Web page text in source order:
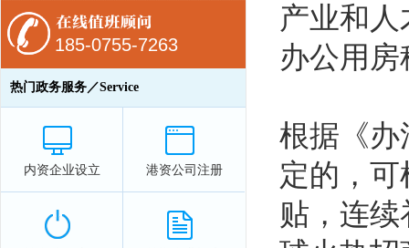
产业和
办公用
根据《办
定的，可
贴，连
185-0755-7263
热门政务服务／Service
内资企业设立 港资公司注册